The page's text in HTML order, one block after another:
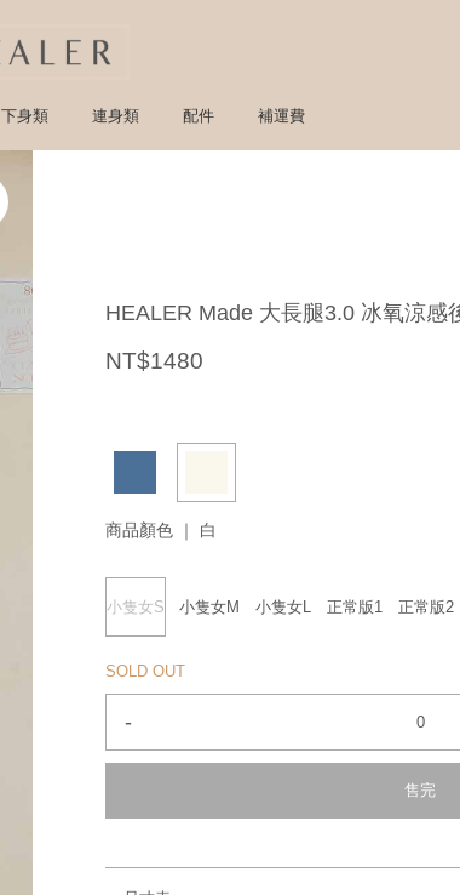
下身類 連身類 配件 補運費
HEALER Made 大長腿3.0 冰氧涼感
NT$1480
商品顏色 ｜ 白
小隻女S 小隻女M 小隻女L 正常版1 正常版2
SOLD OUT
-
售完